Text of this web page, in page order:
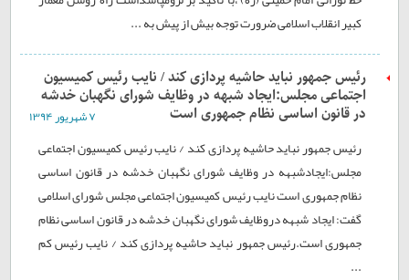
کبیر انقلاب اسلامی ضرورت توجه بیش از پیش به ...
رئیس جمهور نباید حاشیه پردازی کند / نایب رئیس کمیسیون
اجتماعی مجلس:ایجاد شبهه در وظایف شورای نگهبان خدشه
در قانون اساسی نظام جمهوری است ۷ شهريور ۱۳۹۴
رئیس جمهور نباید حاشیه پردازی کند / نایب رئیس کمیسیون اجتماعی
مجلس:ایجادشبهه در وظایف شورای نگهبان خدشه در قانون اساسی
نظام جمهوری است نایب رئیس کمیسیون اجتماعی مجلس شورای اسلامی
گفت: ایجاد شبهه دروظایف شورای نگهبان خدشه در قانون اساسی نظام
جمهوری است.رئیس جمهور نباید حاشیه پردازی کند / نایب رئیس کم
...